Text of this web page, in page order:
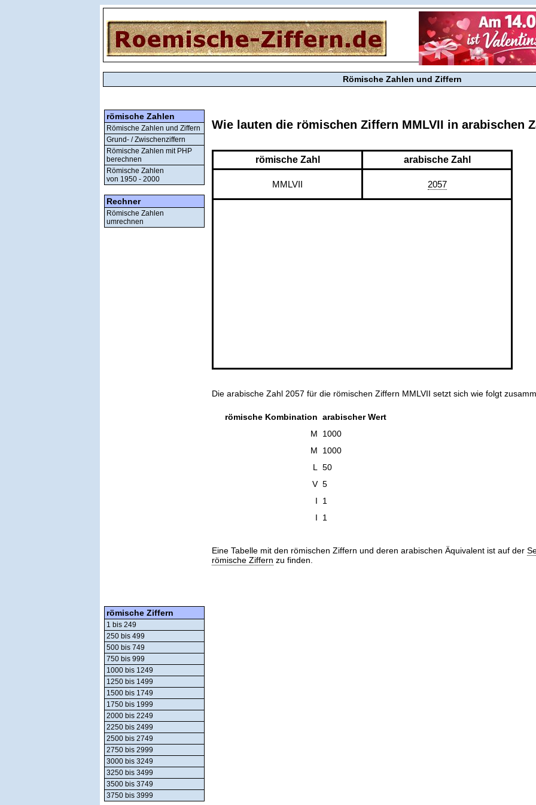
Römische Zahlen und Ziffern
römische Zahlen
Römische Zahlen und Ziffern
Grund- / Zwischenziffern
Römische Zahlen mit PHP
berechnen
Römische Zahlen
von 1950 - 2000
Rechner
Römische Zahlen
umrechnen
römische Ziffern
1 bis 249
250 bis 499
500 bis 749
750 bis 999
1000 bis 1249
1250 bis 1499
1500 bis 1749
1750 bis 1999
2000 bis 2249
2250 bis 2499
2500 bis 2749
2750 bis 2999
3000 bis 3249
3250 bis 3499
3500 bis 3749
3750 bis 3999
Wie lauten die römischen Ziffern MMLVII in arabischen
römische Zahl arabische Zahl
MMLVII 2057
Die arabische Zahl 2057 für die römischen Ziffern MMLVII setzt sich wie folgt
römische Kombination arabischer Wert
M
1000
M
1000
L
50
V 5
I
1
I
1
Eine Tabelle mit den römischen Ziffern und deren arabischen Äquivalent ist auf der
römische Ziffern zu finden.